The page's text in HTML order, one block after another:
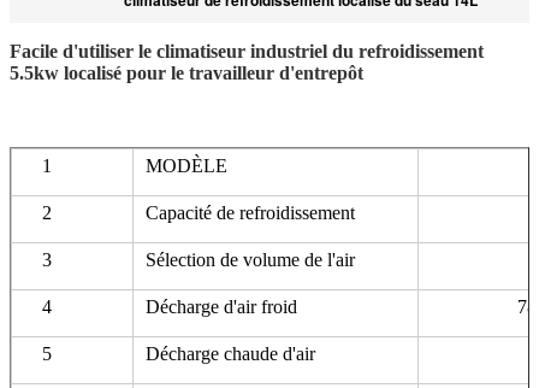
Facile d'utiliser le climatiseur industriel du refroidissement
5.5kw localisé pour le travailleur d'entrepôt
1 MODÈLE
2 Capacité de refroidissement
3 Sélection de volume de l'air
4 Décharge d'air froid
5 Décharge chaude d'air